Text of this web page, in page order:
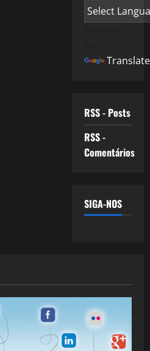
Translate
RSS - Posts
RSS -
Comentários
SIGA-NOS